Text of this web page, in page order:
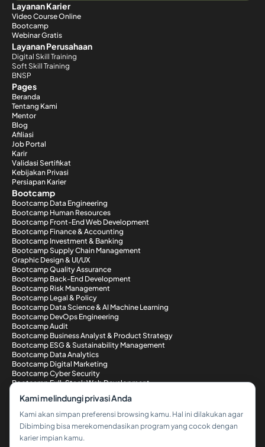
Layanan Karier
Video Course Online
Bootcamp
Webinar Gratis
Layanan Perusahaan
Digital Skill Training
Soft Skill Training
BNSP
Pages
Beranda
Tentang Kami
Mentor
Blog
Afiliasi
Job Portal
Karir
Validasi Sertifikat
Kebijakan Privasi
Persiapan Karier
Bootcamp
Bootcamp Data Engineering
Bootcamp Human Resources
Bootcamp Front-End Web Development
Bootcamp Finance & Accounting
Bootcamp Investment & Banking
Bootcamp Supply Chain Management
Graphic Design & UI/UX
Bootcamp Quality Assurance
Bootcamp Back-End Development
Bootcamp Risk Management
Bootcamp Legal & Policy
Bootcamp Data Science & AI Machine Learning
Bootcamp DevOps Engineering
Bootcamp Audit
Bootcamp Business Analyst & Product Strategy
Bootcamp ESG & Sustainability Management
Bootcamp Data Analytics
Bootcamp Digital Marketing
Bootcamp Cyber Security
Bootcamp Full-Stack Web Development
Metode Pembayaran
Kami melindungi privasi Anda
Kami akan simpan preferensi browsing kamu. Hal ini dilakukan agar
Dibimbing bisa merekomendasikan program yang cocok dengan
karier impian kamu.